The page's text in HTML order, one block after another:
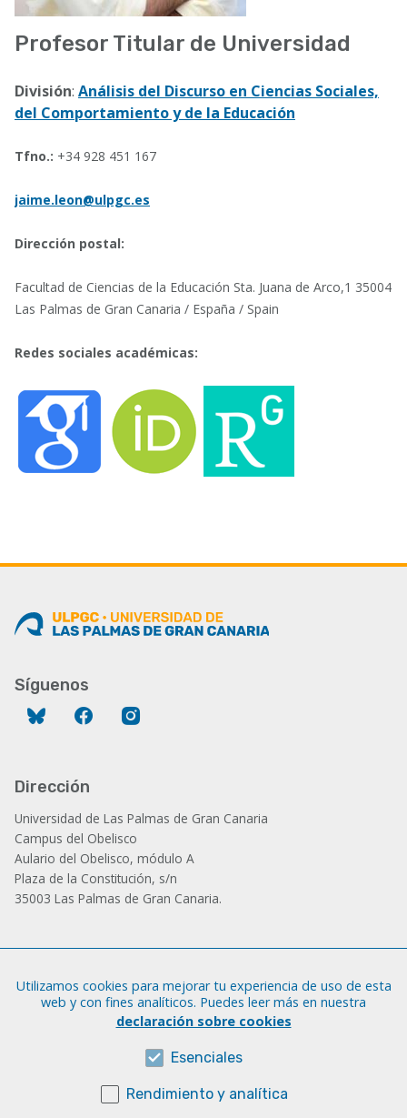
Profesor Titular de Universidad
División: Análisis del Discurso en Ciencias Sociales,
del Comportamiento y de la Educación
Tfno.: +34 928 451 167
jaime.leon@ulpgc.es
Dirección postal:
Facultad de Ciencias de la Educación Sta. Juana de Arco,1 35004
Las Palmas de Gran Canaria / España / Spain
Redes sociales académicas:
Síguenos
Bluesky Facebook
Dirección
Universidad de Las Palmas de Gran Canaria
Campus del Obelisco
Aulario del Obelisco, módulo A
Plaza de la Constitución, s/n
35003 Las Palmas de Gran Canaria.
Tfno.: +34 928 452 771 / 452 787
Fax: +34 928 451 701
Sobre esta web
Utilizamos cookies para mejorar tu experiencia de uso de esta
web y con fines analíticos. Puedes leer más en nuestra
declaración sobre cookies
Esenciales
Rendimiento y analítica